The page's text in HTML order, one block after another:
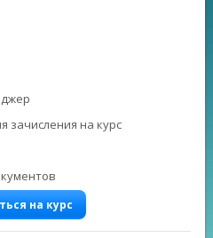
зачисления на курс
на курс